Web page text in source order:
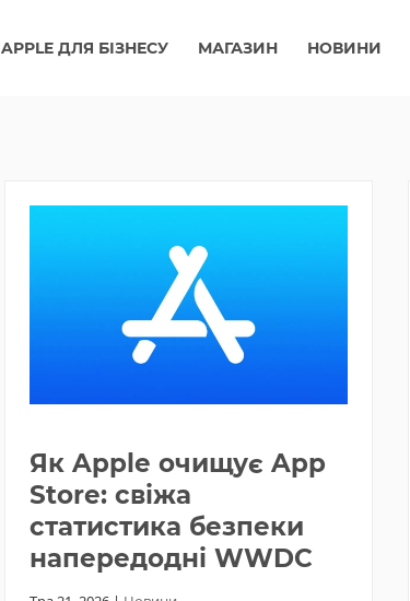
APPLE ДЛЯ БІЗНЕСУ МАГАЗИН НОВИНИ
Як Apple очищує App
Store: свіжа
статистика безпеки
напередодні WWDC